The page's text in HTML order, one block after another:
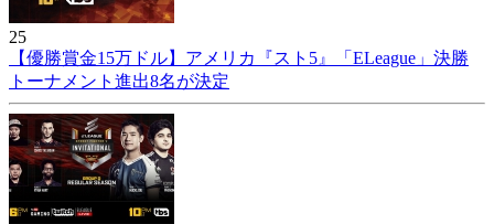
25
【優勝賞金15万ドル】アメリカ『スト5』「ELeague」決勝
トーナメント進出8名が決定